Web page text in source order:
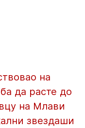
на
да расте до
на Млави
звездаши